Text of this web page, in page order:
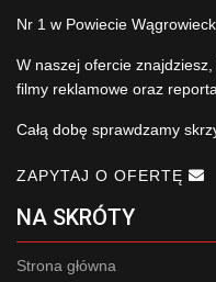
Nr 1 w Powiecie
W naszej ofercie
filmy reklamowe oraz
Całą dobę sprawdzamy
ZAPYTAJ O OFERTĘ
NA SKRÓTY
Strona główna